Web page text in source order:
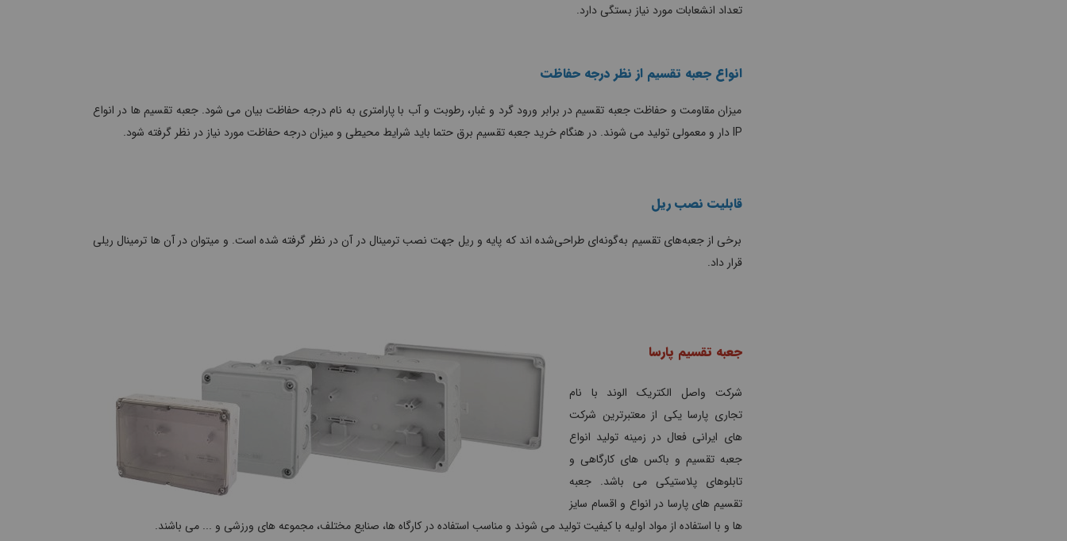
تعداد انشعابات مورد نیاز بستگی دارد.
انواع جعبه تقسیم از نظر درجه حفاظت
میزان مقاومت و حفاظت جعبه تقسیم در برابر ورود گرد و غبار، رطوبت و آب با پارامتری به نام درجه حفاظت بیان می شود. جعبه تقسیم ها در انواع
IP دار و معمولی تولید می شوند. در هنگام خرید جعبه تقسیم برق حتما باید شرایط محیطی و میزان درجه حفاظت مورد نیاز در نظر گرفته شود.
قابلیت نصب ریل
برخی از جعبه‌های تقسیم به‌گونه‌ای طراحی‌شده اند که پایه و ریل جهت نصب ترمینال در آن در نظر گرفته شده است. و میتوان در آن ها ترمینال ریلی
قرار داد.
جعبه تقسیم پارسا
شرکت واصل الکتریک الوند با نام
تجاری پارسا یکی از معتبرترین شرکت
های ایرانی فعال در زمینه تولید انواع
جعبه تقسیم و باکس های کارگاهی و
تابلوهای پلاستیکی می باشد. جعبه
تقسیم های پارسا در انواع و اقسام سایز
ها و با استفاده از مواد اولیه با کیفیت تولید می شوند و مناسب استفاده در کارگاه ها، صنایع مختلف، مجموعه های ورزشی و ... می باشند.